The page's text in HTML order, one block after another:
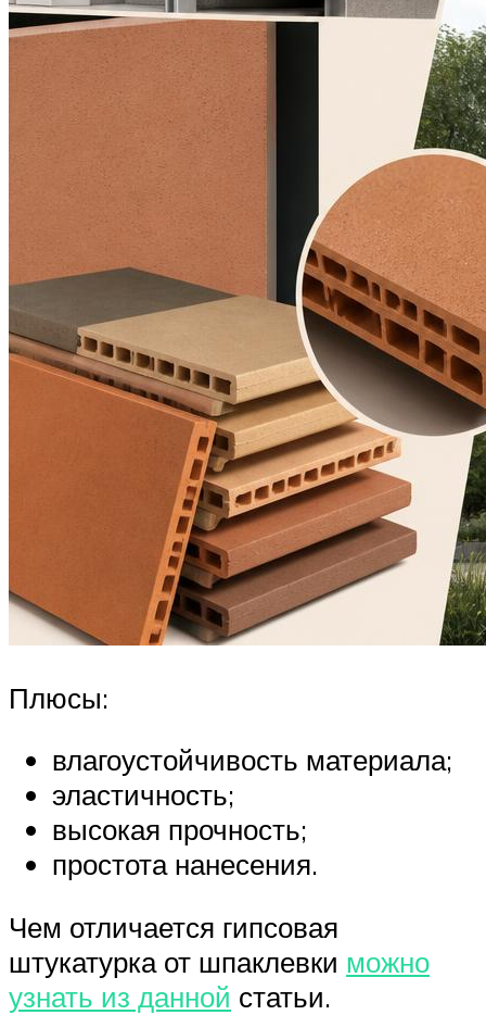
Плюсы:
влагоустойчивость материала;
эластичность;
высокая прочность;
простота нанесения.
Чем отличается гипсовая
штукатурка от шпаклевки можно
узнать из данной статьи.